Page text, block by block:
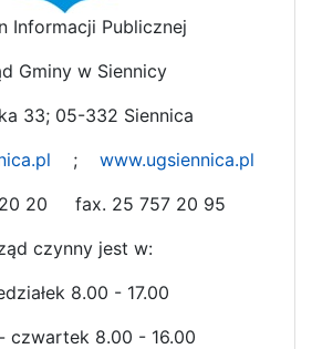
Informacji Publicznej
Gminy w Siennicy
33; 05-332 Siennica
; www.ugsiennica.pl
20 fax. 25 757 20 95
czynny jest w:
8.00 - 17.00
czwartek 8.00 - 16.00